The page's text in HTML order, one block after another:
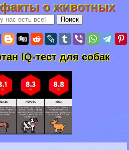
факты о животных
IQ-тест для собак